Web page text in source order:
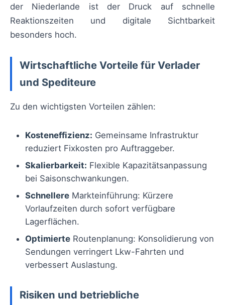
der Niederlande ist der Druck auf schnelle
Reaktionszeiten und digitale Sichtbarkeit
besonders hoch.
Wirtschaftliche Vorteile für Verlader
und Spediteure
Zu den wichtigsten Vorteilen zählen:
Kosteneffizienz: Gemeinsame Infrastruktur
reduziert Fixkosten pro Auftraggeber.
Skalierbarkeit: Flexible Kapazitätsanpassung
bei Saisonschwankungen.
Schnellere Markteinführung: Kürzere
Vorlaufzeiten durch sofort verfügbare
Lagerflächen.
Optimierte Routenplanung: Konsolidierung von
Sendungen verringert Lkw-Fahrten und
verbessert Auslastung.
Risiken und betriebliche